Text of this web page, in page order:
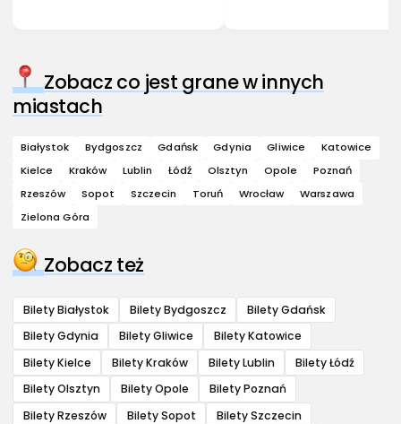
Zobacz co jest grane w innych
miastach
Białystok Bydgoszcz Gdańsk Gdynia Gliwice
Katowice
Kielce
Kraków Lublin Łódź Olsztyn Opole
Poznań
Rzeszów
Sopot Szczecin Toruń Wrocław
Warszawa
Zielona Góra
Zobacz też
Bilety Białystok Bilety Bydgoszcz
Bilety Gdańsk
Bilety Gdynia
Bilety Gliwice
Bilety Katowice
Bilety Kielce
Bilety Kraków Bilety Lublin
Bilety Łódź
Bilety Olsztyn
Bilety Opole
Bilety Poznań
Bilety Rzeszów
Bilety Sopot
Bilety Szczecin